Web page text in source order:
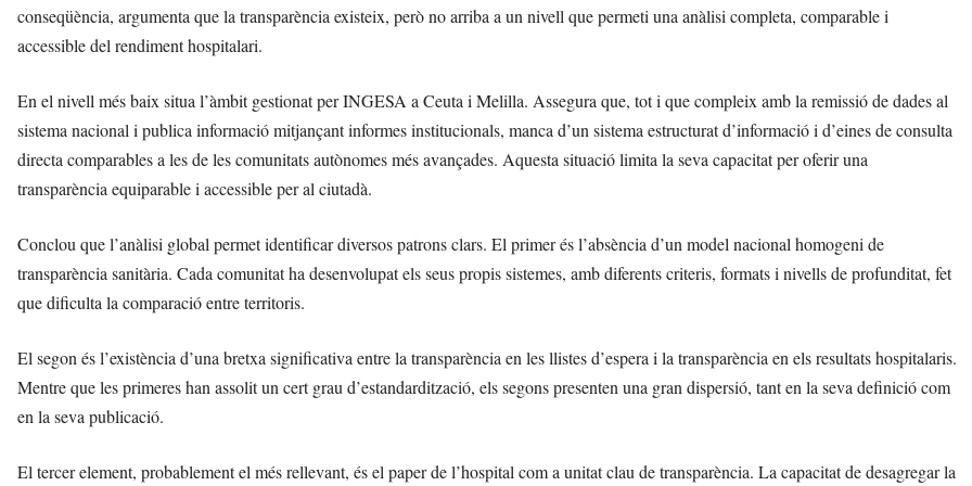
conseqüència, argumenta que la transparència existeix, però no arriba a un nivell que permeti una anàlisi completa, comparable i
accessible del rendiment hospitalari.
En el nivell més baix situa l’àmbit gestionat per INGESA a Ceuta i Melilla. Assegura que, tot i que compleix amb la remissió de dades al
sistema nacional i publica informació mitjançant informes institucionals, manca d’un sistema estructurat d’informació i d’eines de consulta
directa comparables a les de les comunitats autònomes més avançades. Aquesta situació limita la seva capacitat per oferir una
transparència equiparable i accessible per al ciutadà.
Conclou que l’anàlisi global permet identificar diversos patrons clars. El primer és l’absència d’un model nacional homogeni de
transparència sanitària. Cada comunitat ha desenvolupat els seus propis sistemes, amb diferents criteris, formats i nivells de profunditat, fet
que dificulta la comparació entre territoris.
El segon és l’existència d’una bretxa significativa entre la transparència en les llistes d’espera i la transparència en els resultats hospitalaris.
Mentre que les primeres han assolit un cert grau d’estandardització, els segons presenten una gran dispersió, tant en la seva definició com
en la seva publicació.
El tercer element, probablement el més rellevant, és el paper de l’hospital com a unitat clau de transparència. La capacitat de desagregar la